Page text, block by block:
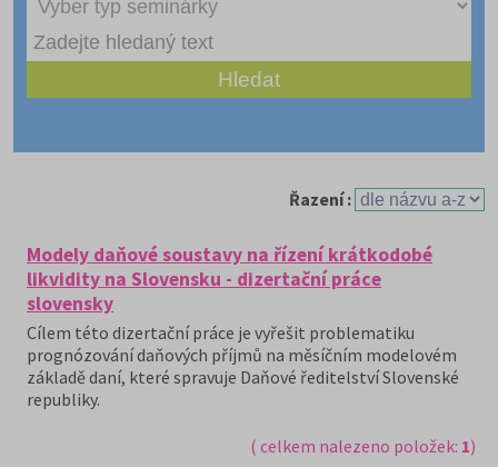
Řazení :
Modely daňové soustavy na řízení krátkodobé
likvidity na Slovensku - dizertační práce
slovensky
Cílem této dizertační práce je vyřešit problematiku
prognózování daňových příjmů na měsíčním modelovém
základě daní, které spravuje Daňové ředitelství Slovenské
republiky.
( celkem nalezeno položek: 1)